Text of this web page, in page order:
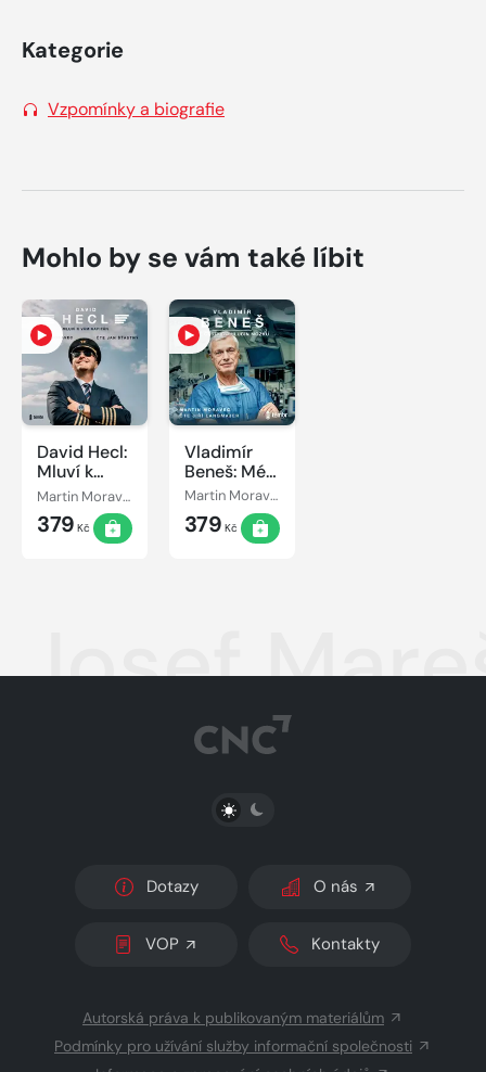
Kategorie
Vzpomínky a biografie
Mohlo by se vám také líbit
David Hecl:
Mluví k
vám
kapitán
Martin Moravec, David Hecl
379 Kč
Vladimír
Beneš: Mé
cesty do
hlubin
mozku
Martin Moravec
379 Kč
Josef
PŘEPNOUT SVĚTLÝ/TMAVÝ REŽIM
Dotazy O nás
VOP Kontakty
Autorská práva k publikovaným materiálům
Podmínky pro užívání služby informační společnosti